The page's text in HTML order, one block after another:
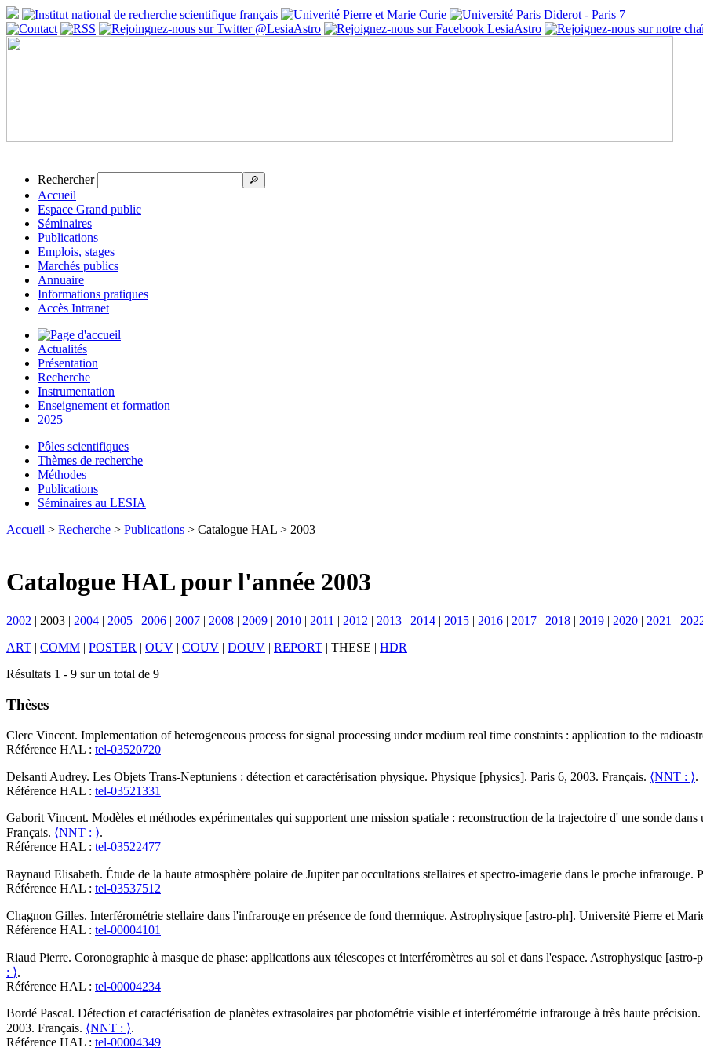
Rechercher 🔎
Accueil
Espace Grand public
Séminaires
Publications
Emplois, stages
Marchés publics
Annuaire
Informations pratiques
Accès Intranet
Actualités
Présentation
Recherche
Instrumentation
Enseignement et formation
2025
Pôles scientifiques
Thèmes de recherche
Méthodes
Publications
Séminaires au LESIA
Accueil > Recherche > Publications > Catalogue HAL > 2003
Catalogue HAL pour l'année 2003
2002 | 2003 | 2004 | 2005 | 2006 | 2007 | 2008 | 2009 | 2010 | 2011 | 2012 | 2013 | 2014 | 2015 | 2016 | 2017 | 2018 | 2019 | 2020 | 2021 |
ART | COMM | POSTER | OUV | COUV | DOUV | REPORT | THESE | HDR
Résultats 1 - 9 sur un total de 9
Thèses
Clerc Vincent. Implementation of heterogeneous process for signal processing under medium real time constaints : application to the
Référence HAL : tel-03520720
Delsanti Audrey. Les Objets Trans-Neptuniens : détection et caractérisation physique. Physique [physics]. Paris 6, 2003. Français. ⟨NNT : ⟩.
Référence HAL : tel-03521331
Gaborit Vincent. Modèles et méthodes expérimentales qui supportent une mission spatiale : reconstruction de la trajectoire d' une sonde dans
Français. ⟨NNT : ⟩.
Référence HAL : tel-03522477
Raynaud Elisabeth. Étude de la haute atmosphère polaire de Jupiter par occultations stellaires et spectro-imagerie dans le proche infrarouge.
Référence HAL : tel-03537512
Chagnon Gilles. Interférométrie stellaire dans l'infrarouge en présence de fond thermique. Astrophysique [astro-ph]. Université Pierre et
Référence HAL : tel-00004101
Riaud Pierre. Coronographie à masque de phase: applications aux télescopes et interféromètres au sol et dans l'espace. Astrophysique [astro-
: ⟩.
Référence HAL : tel-00004234
Bordé Pascal. Détection et caractérisation de planètes extrasolaires par photométrie visible et interférométrie infrarouge à très haute précision.
2003. Français. ⟨NNT : ⟩.
Référence HAL : tel-00004349